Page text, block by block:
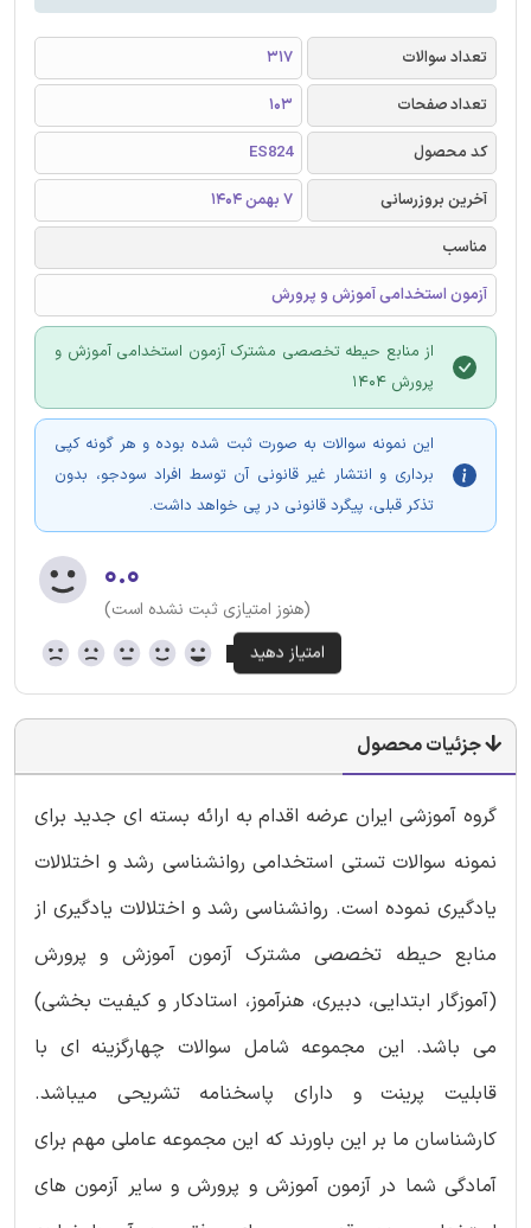
تعداد سوالات
317
تعداد صفحات
103
کد محصول
ES824
آخرین بروزرسانی
7 بهمن 1404
مناسب
آزمون استخدامی آموزش و پرورش
از منابع حیطه تخصصی مشترک آزمون استخدامی آموزش و
پرورش 1404
این نمونه سوالات به صورت ثبت شده بوده و هر گونه کپی
برداری و انتشار غیر قانونی آن توسط افراد سودجو، بدون
تذکر قبلی، پیگرد قانونی در پی خواهد داشت.
۰.۰
(هنوز امتیازی ثبت نشده است)
جزئیات محصول
گروه آموزشی ایران عرضه اقدام به ارائه بسته ای جدید برای
نمونه سوالات تستی استخدامی روانشناسی رشد و اختلالات
یادگیری نموده است. روانشناسی رشد و اختلالات یادگیری از
منابع حیطه تخصصی مشترک آزمون آموزش و پرورش
(آموزگار ابتدایی، دبیری، هنرآموز، استادکار و کیفیت بخشی)
می باشد. این مجموعه شامل سوالات چهارگزینه ای با
قابلیت پرینت و دارای پاسخنامه تشریحی میباشد.
کارشناسان ما بر این باورند که این مجموعه عاملی مهم برای
آمادگی شما در آزمون آموزش و پرورش و سایر آزمون های